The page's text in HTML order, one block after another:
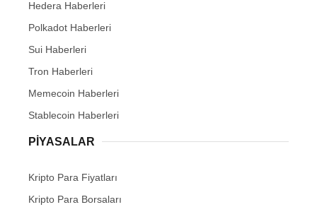
Hedera Haberleri
Polkadot Haberleri
Sui Haberleri
Tron Haberleri
Memecoin Haberleri
Stablecoin Haberleri
PIYASALAR
Kripto Para Fiyatları
Kripto Para Borsaları